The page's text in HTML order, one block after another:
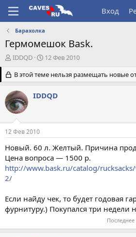
Вход
Барахолка
Гермомешок Bask.
А
т
о
р
т
е
м
IDDQD
Д
т
а
н
а
а
12 Фев 2010
В этой теме нельзя размещать новые
IDDQD
12 Фев 2010
Новый. 60 л. Желтый. Причина
Цена вопроса — 1500 р.
http://www.bask.ru/catalog/
2/
Если найду чек, то будет годовая
фурнитуру.) Покупался три недели